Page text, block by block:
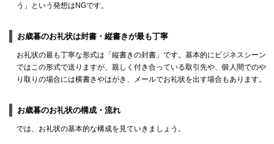
う」という発想はNGです。
お歳暮のお礼状は封書・縦書きが最も丁寧
お礼状の最も丁寧な形式は「縦書きの封書」です。基本的にビジネスシーン
ではこの形式で送りますが、親しく付き合っている取引先や、個人間でのや
り取りの場合には横書きやはがき、メールでお礼状を出す場合もあります。
お歳暮のお礼状の構成・流れ
では、お礼状の基本的な構成を見ていきましょう。